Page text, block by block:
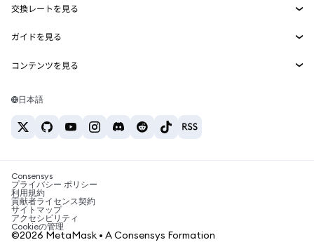
MetaMask Connect
Snaps
Web3サービス
セキュリティ
サポート
キャリア
お問い合わせ
イーサリアムの価格
Solanaの価格
Tetherの価格
交換レートを見る
ETH→USD
USDT→INR
BTC→INR
ETH→USDT
ガイドを見る
ETHの購入
USDTの購入
SHIBの購入
BNBの購入
コンテンツを見る
Solanaウォレット
税制関連ニュース
暗号資産の購入方法は？
ビットコインを売るには？
日本語
Consensys
プライバシー ポリシー
利用規約
貢献者ライセンス契約
サイトマップ
アクセシビリティ
Cookieの管理
©2026 MetaMask • A Consensys Formation